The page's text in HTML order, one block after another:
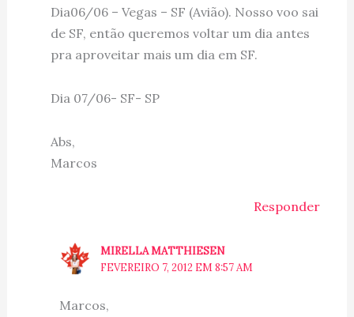
Dia06/06 – Vegas – SF (Avião). Nosso voo sai
de SF, então queremos voltar um dia antes
pra aproveitar mais um dia em SF.
Dia 07/06- SF- SP
Abs,
Marcos
Responder
MIRELLA MATTHIESEN
FEVEREIRO 7, 2012 EM 8:57 AM
Marcos,